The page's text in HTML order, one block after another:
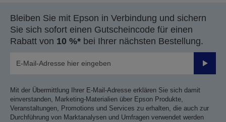
Bleiben Sie mit Epson in Verbindung und sichern
Sie sich sofort einen Gutscheincode für einen
Rabatt von 10 %* bei Ihrer nächsten Bestellung.
Mit der Übermittlung Ihrer E-Mail-Adresse erklären Sie sich damit
einverstanden, Marketing-Materialien über Epson Produkte,
Veranstaltungen, Promotions und Services zu erhalten, die auch zur
Durchführung von Marktanalysen und Umfragen verwendet werden